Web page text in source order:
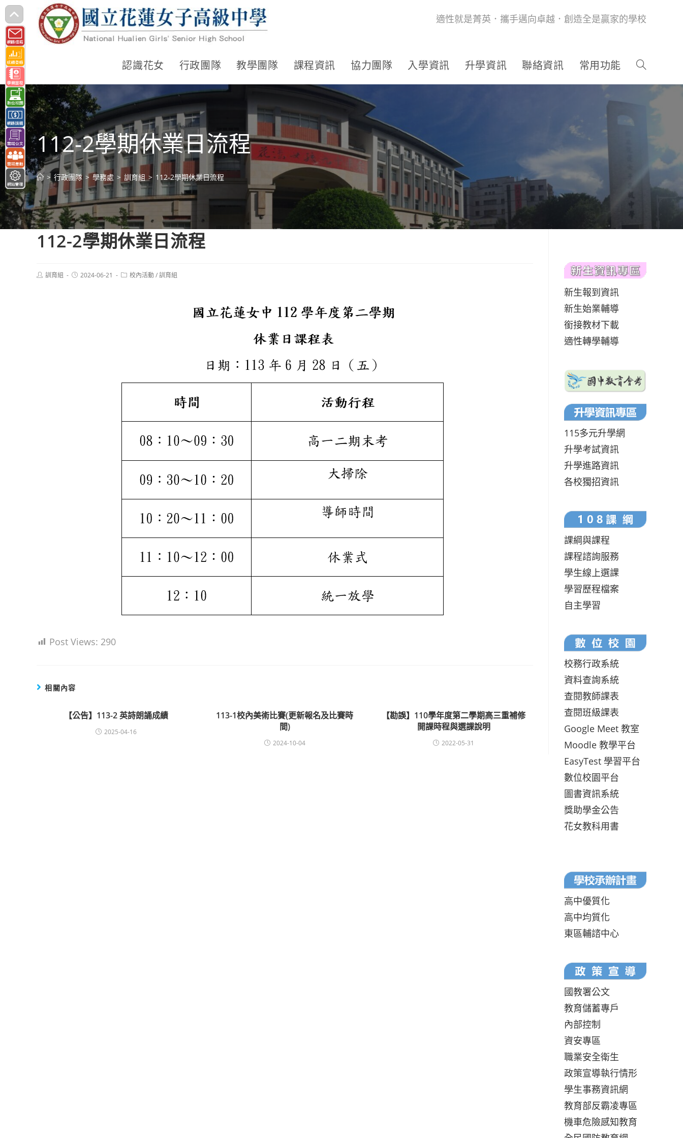
跳
轉
至
主
要
內
容
適性就是菁英．攜手邁向卓越．創造全是贏家的學校
認識花女 行政團隊 教學團隊 課程資訊 協力團隊 入學資訊 升學資訊 聯絡資訊 常用功能
112-2學期休業日流程
> 行政團隊 > 學務處 > 訓育組 > 112-2學期休業日流程
112-2學期休業日流程
Post訓育組
Post2024-06-21
Post校內活動/訓育組
Post Views: 290
相關內容
【公告】113-2 英詩朗誦成績
2025-04-16
113-1校內美術比賽(更新報名及比賽時
間)
2024-10-04
【勘誤】110學年度第二學期高三重補修
開課時程與選課說明
2022-05-31
新生報到資訊
新生始業輔導
銜接教材下載
適性轉學輔導
115多元升學網
升學考試資訊
升學進路資訊
各校獨招資訊
課綱與課程
課程諮詢服務
學生線上選課
學習歷程檔案
自主學習
校務行政系統
資料查詢系統
查閱教師課表
查閱班級課表
Google Meet 教室
Moodle 教學平台
EasyTest 學習平台
數位校園平台
圖書資訊系統
獎助學金公告
花女教科用書
高中優質化
高中均質化
東區輔諮中心
國教署公文
教育儲蓄專戶
內部控制
資安專區
職業安全衛生
政策宣導執行情形
學生事務資訊網
教育部反霸凌專區
機車危險感知教育